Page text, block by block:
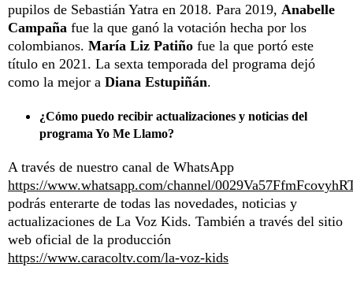
pupilos de Sebastián Yatra en 2018. Para 2019, Anabelle
Campaña fue la que ganó la votación hecha por los
colombianos. María Liz Patiño fue la que portó este
título en 2021. La sexta temporada del programa dejó
como la mejor a Diana Estupiñán.
¿Cómo puedo recibir actualizaciones y noticias del
programa Yo Me Llamo?
A través de nuestro canal de WhatsApp
https://www.whatsapp.com/channel/
podrás enterarte de todas las novedades, noticias y
actualizaciones de La Voz Kids. También a través del sitio
web oficial de la producción
https://www.caracoltv.com/la-voz-kids